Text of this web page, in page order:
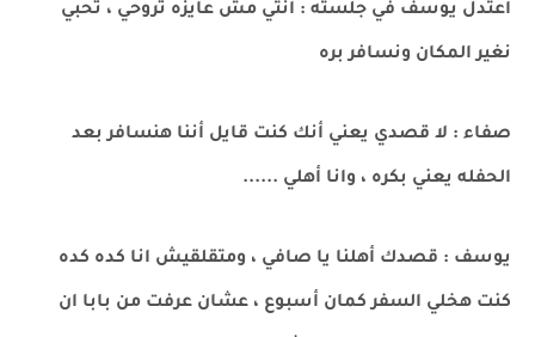
اعتدل يوسف في جلسته : انتي مش عايزه تروحي ، تحبي
نغير المكان ونسافر بره
صفاء : لا قصدي يعني أنك كنت قايل أننا هنسافر بعد
الحفله يعني بكره ، وانا أهلي ......
يوسف : قصدك أهلنا يا صافي ، ومتقلقيش انا كده كده
كنت هخلي السفر كمان أسبوع ، عشان عرفت من بابا ان